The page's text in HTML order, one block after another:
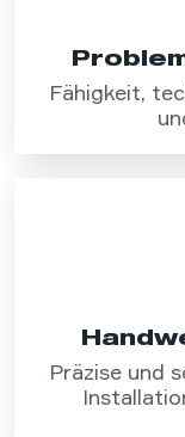
Fähigkeit,
Präzise und